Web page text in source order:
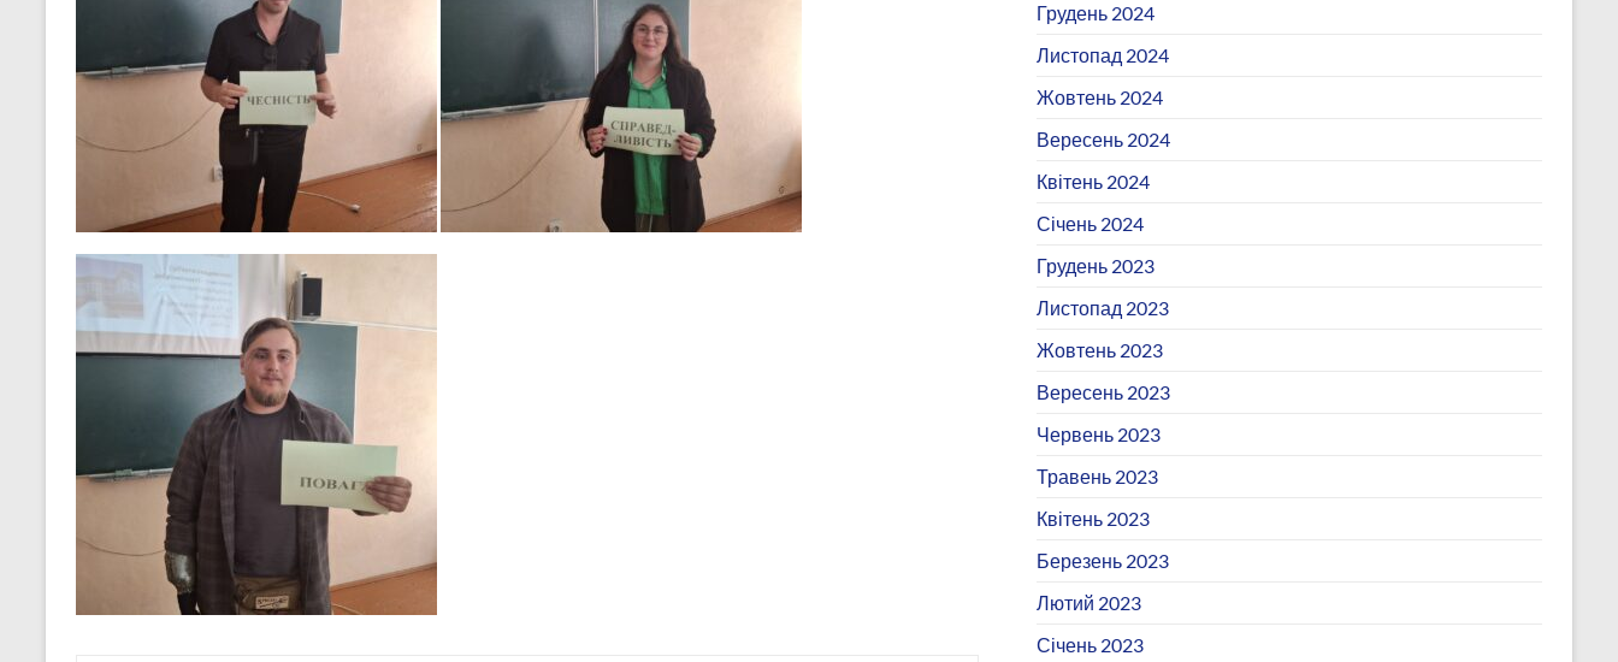
Грудень 2024
Листопад 2024
Жовтень 2024
Вересень 2024
Квітень 2024
Січень 2024
Грудень 2023
Листопад 2023
Жовтень 2023
Вересень 2023
Червень 2023
Травень 2023
Квітень 2023
Березень 2023
Лютий 2023
Січень 2023